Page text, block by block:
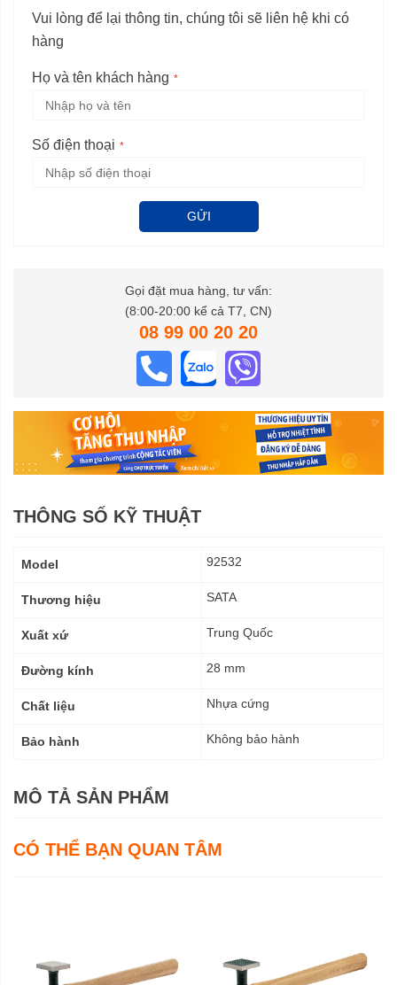
Vui lòng để lại thông tin, chúng tôi sẽ liên hệ khi có
hàng
Họ và tên khách hàng
Số điện thoại
GỬI
Gọi đặt mua hàng, tư vấn:
(8:00-20:00 kể cả T7, CN)
08 99 00 20 20
THÔNG SỐ KỸ THUẬT
kỹ
Model 92532
Thương hiệu SATA
Xuất xứ Trung Quốc
Đường kính 28 mm
Chất liệu Nhựa cứng
Bảo hành Không bảo hành
MÔ TẢ SẢN PHẨM
CÓ THỂ BẠN QUAN TÂM